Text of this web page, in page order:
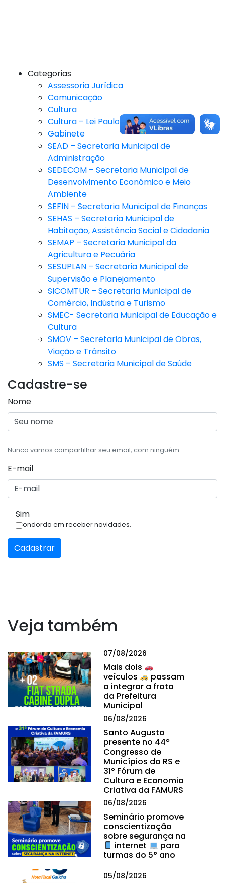
Categorias
Assessoria Jurídica
Comunicação
Cultura
Cultura – Lei Paulo Gustavo
Gabinete
SEAD – Secretaria Municipal de
Administração
SEDECOM – Secretaria Municipal de
Desenvolvimento Econômico e Meio
Ambiente
SEFIN – Secretaria Municipal de Finanças
SEHAS – Secretaria Municipal de
Habitação, Assistência Social e Cidadania
SEMAP – Secretaria Municipal da
Agricultura e Pecuária
SESUPLAN – Secretaria Municipal de
Supervisão e Planejamento
SICOMTUR – Secretaria Municipal de
Comércio, Indústria e Turismo
SMEC- Secretaria Municipal de Educação e
Cultura
SMOV – Secretaria Municipal de Obras,
Viação e Trânsito
SMS – Secretaria Municipal de Saúde
Cadastre-se
Nome
Nunca vamos compartilhar seu email, com ninguém.
E-mail
Sim
Condordo em receber novidades.
Cadastrar
Veja também
07/08/2026
Mais dois
veículos
passam
a integrar a frota
da Prefeitura
Municipal
06/08/2026
Santo Augusto
presente no 44º
Congresso de
Municípios do RS e
31º Fórum de
Cultura e Economia
Criativa da FAMURS
06/08/2026
Seminário promove
conscientização
sobre segurança na
internet
para
turmas do 5° ano
05/08/2026